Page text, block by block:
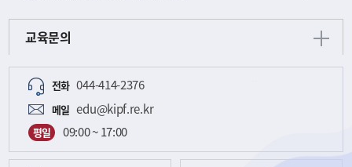
교육문의
전화 044-414-2376
메일 edu@kipf.re.kr
평일 09:00 ~ 17:00